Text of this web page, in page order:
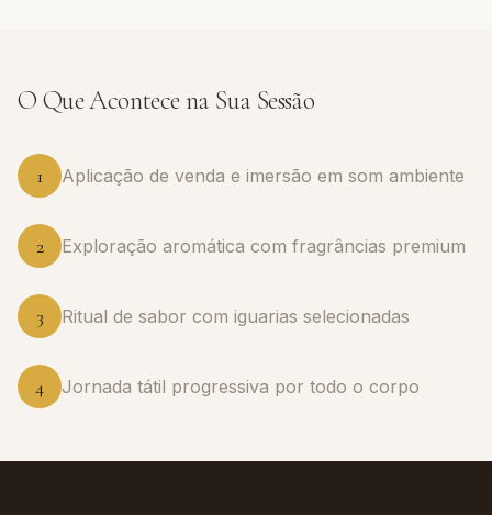
O Que Acontece na Sua Sessão
1 Aplicação de venda e imersão em som ambiente
2 Exploração aromática com fragrâncias premium
3 Ritual de sabor com iguarias selecionadas
4 Jornada tátil progressiva por todo o corpo